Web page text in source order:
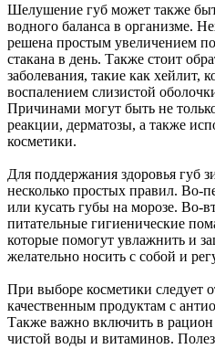
Шелушение губ может также
водного баланса в организме.
решена простым увеличением
стакана в день. Также стоит
заболевания, такие как хейлит,
воспалением слизистой
Причинами могут быть не
реакции, дерматозы, а также
косметики.
Для поддержания здоровья губ
несколько простых правил. Во-
или кусать губы на морозе. Во-
питательные гигиенические
которые помогут увлажнить и
желательно носить с собой и
При выборе косметики следует
качественным продуктам с
Также важно включить в рацион
чистой воды и витаминов.